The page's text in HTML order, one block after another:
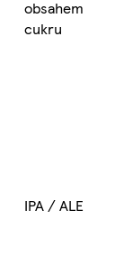
obsahem
cukru
IPA / ALE